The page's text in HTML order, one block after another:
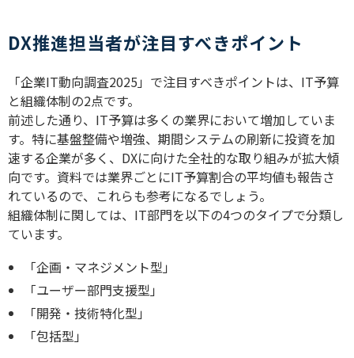
DX推進担当者が注目すべきポイント
「企業IT動向調査2025 」で注目すべきポイントは、 IT予算
と組織体制の2点です。
前述した通り、 IT予算は多くの業界において増加していま
す。特に基盤整備や増強、期間システムの刷新に投資を加
速する企業が多く、 DXに向けた全社的な取り組みが拡大傾
向です。資料では業界ごとにIT予算割合の平均値も報告さ
れているので、これらも参考になるでしょう。
組織体制に関しては、 IT部門を以下の4つのタイプで分類し
ています。
「企画・マネジメント型」
「ユーザー部門支援型」
「開発・技術特化型」
「包括型」